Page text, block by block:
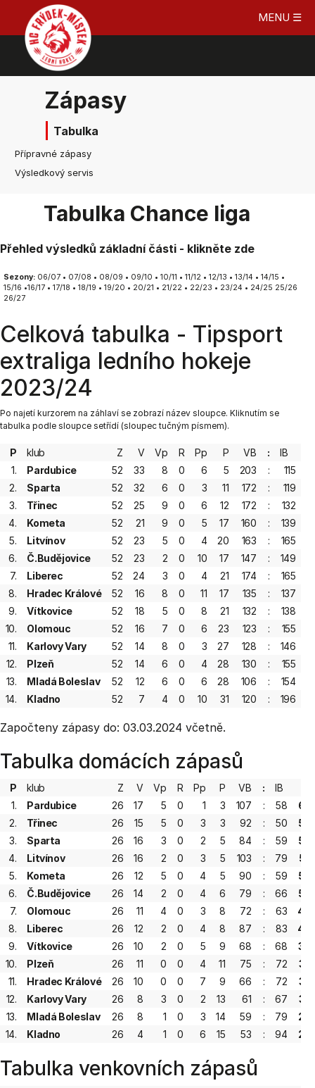
MENU ☰
Zápasy
Tabulka
Přípravné zápasy
Výsledkový servis
Tabulka Chance liga
Přehled výsledků základní části - klikněte zde
Sezony: 06/07 • 07/08 • 08/09 • 09/10 • 10/11 • 11/12 • 12/13 • 13/14 • 14/15 •
15/16 •16/17 • 17/18 • 18/19 • 19/20 • 20/21 • 21/22 • 22/23 • 23/24 • 24/25 25/26
26/27
Celková tabulka - Tipsport
extraliga ledního hokeje
2023/24
Po najetí kurzorem na záhlaví se zobrazí název sloupce. Kliknutím se
tabulka podle sloupce setřídí (sloupec tučným písmem).
P klub Z V Vp R Pp P VB : IB
1.
Pardubice 52 33 8 0 6 5 203 : 115
2.
Sparta 52 32 6 0 3 11 172 : 119
3.
Třinec 52 25 9 0 6 12 172 : 132
4.
Kometa 52 21 9 0 5 17 160 : 139
5.
Litvínov 52 23 5 0 4 20 163 : 165
6.
Č.Budějovice 52 23 2 0 10 17 147 : 149
7.
Liberec 52 24 3 0 4 21 174 : 165
8.
Hradec Králové 52 16 8 0 11 17 135 : 137
9.
Vítkovice 52 18 5 0 8 21 132 : 138
10.
Olomouc 52 16 7 0 6 23 123 : 155
11.
Karlovy Vary 52 14 8 0 3 27 128 : 146
12.
Plzeň 52 14 6 0 4 28 130 : 155
13.
Mladá Boleslav 52 12 6 0 6 28 106 : 154
14.
Kladno 52 7 4 0 10 31 120 : 196
Započteny zápasy do: 03.03.2024 včetně.
Tabulka domácích zápasů
P klub Z V Vp R Pp P VB : IB
1.
Pardubice 26 17 5 0 1 3 107 : 58
62
2.
Třinec 26 15 5 0 3 3 92 : 50
58
3.
Sparta 26 16 3 0 2 5 84 : 59
56
4.
Litvínov 26 16 2 0 3 5 103 : 79
55
5.
Kometa 26 12 5 0 4 5 90 : 59
50
6.
Č.Budějovice 26 14 2 0 4 6 79 : 66
50
7.
Olomouc 26 11 4 0 3 8 72 : 63
44
8.
Liberec 26 12 2 0 4 8 87 : 83
44
9.
Vítkovice 26 10 2 0 5 9 68 : 68
39
10.
Plzeň 26 11 0 0 4 11 75 : 72
37
11.
Hradec Králové 26 10 0 0 7 9 66 : 72
37
12.
Karlovy Vary 26 8 3 0 2 13 61 : 67
32
13.
Mladá Boleslav 26 8 1 0 3 14 59 : 79
29
14.
Kladno 26 4 1 0 6 15 53 : 94 20
Tabulka venkovních zápasů